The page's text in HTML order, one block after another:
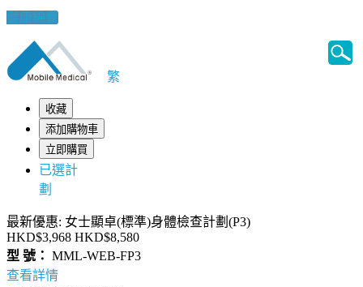
健康錦囊
繁
收藏
添加購物車
立即購買
已選計
劃
最新優惠: 女士顯卓(標準)身體檢查計劃(P3)
HKD$3,968 HKD$8,580
型 號： MML-WEB-FP3
查看詳情